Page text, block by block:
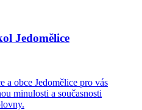
Jedomělice
a obce Jedomělice pro vás
minulosti a současnosti